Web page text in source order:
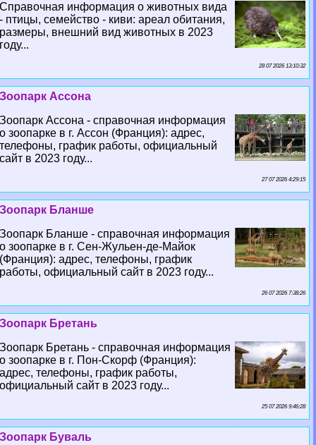
Справочная информация о животных вида
- птицы, семейство - киви: ареал обитания,
размеры, внешний вид животных в 2023
году...
28 07 2026 13:10:32
Зоопарк Ассона
Зоопарк Ассона - справочная информация
о зоопарке в г. Ассон (Франция): адрес,
телефоны, график работы, официальный
сайт в 2023 году...
27 07 2026 4:29:15
Зоопарк Бланше
Зоопарк Бланше - справочная информация
о зоопарке в г. Сен-Жульен-де-Майок
(Франция): адрес, телефоны, график
работы, официальный сайт в 2023 году...
26 07 2026 7:38:26
Зоопарк Бретань
Зоопарк Бретань - справочная информация
о зоопарке в г. Пон-Скорф (Франция):
адрес, телефоны, график работы,
официальный сайт в 2023 году...
25 07 2026 9:46:28
Зоопарк Буваль